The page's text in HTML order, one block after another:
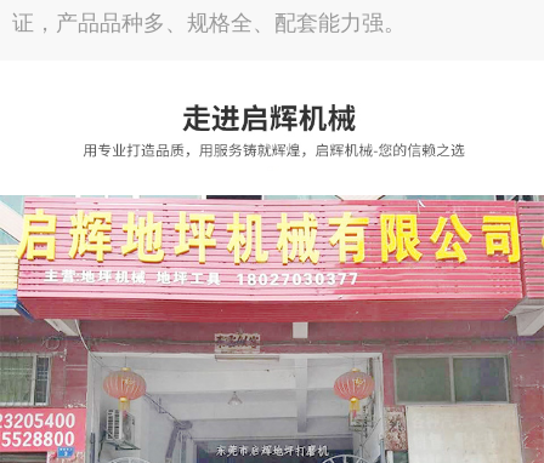
证，产品品种多、规格全、配套能力强。